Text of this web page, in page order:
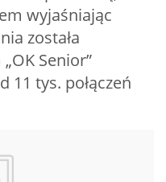
wyjaśniając
została
Senior”
11 tys. połączeń